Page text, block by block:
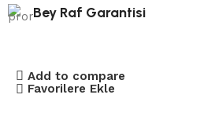
Bey Raf Garantisi
Add to compare
Favorilere Ekle